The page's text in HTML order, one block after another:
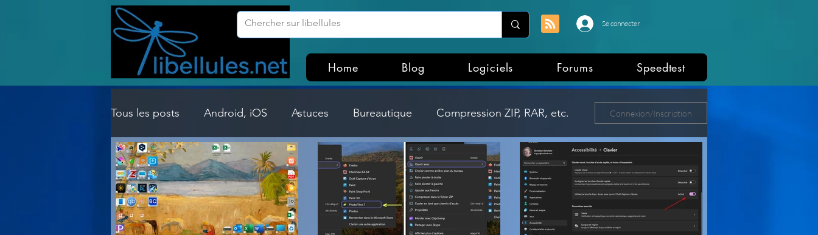
Se connecter
Home Blog Logiciels Forums Speedtest
Tous les posts Android, iOS Astuces Bureautique Compression ZIP, RAR, etc.
Customisation Windows Divers Dossier Windows Explorateurs de fichiers
Gestion Système Graphisme Hardware Internet
Connexion/Inscription